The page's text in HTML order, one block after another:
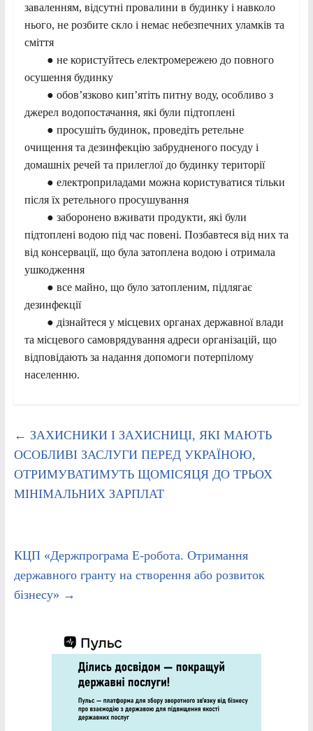
заваленням, відсутні провалини в будинку і навколо
нього, не розбите скло і немає небезпечних уламків та
сміття
● не користуйтесь електромережею до повного
осушення будинку
● обов’язково кип’ятіть питну воду, особливо з
джерел водопостачання, які були підтоплені
● просушіть будинок, проведіть ретельне
очищення та дезинфекцію забрудненого посуду і
домашніх речей та прилеглої до будинку території
● електроприладами можна користуватися тільки
після їх ретельного просушування
● заборонено вживати продукти, які були
підтоплені водою під час повені. Позбавтеся від них та
від консервації, що була затоплена водою і отримала
ушкодження
● все майно, що було затопленим, підлягає
дезинфекції
● дізнайтеся у місцевих органах державної влади
та місцевого самоврядування адреси організацій, що
відповідають за надання допомоги потерпілому
населенню.
← ЗАХИСНИКИ І ЗАХИСНИЦІ, ЯКІ МАЮТЬ
ОСОБЛИВІ ЗАСЛУГИ ПЕРЕД УКРАЇНОЮ,
ОТРИМУВАТИМУТЬ ЩОМІСЯЦЯ ДО ТРЬОХ
МІНІМАЛЬНИХ ЗАРПЛАТ
КЦП «Держпрограма Е-робота. Отримання
державного гранту на створення або розвиток
бізнесу» →